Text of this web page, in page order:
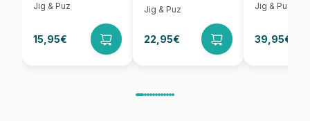
Jig & Puz
15,95€
Jig & Puz
22,95€
Jig & Puz
39,95€